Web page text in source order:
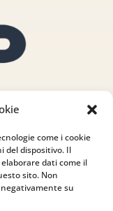
come i cookie
del dispositivo. Il
dati come il
sito. Non
su